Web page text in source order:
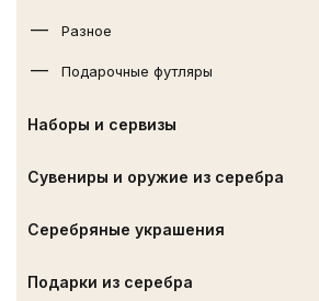
Разное
Подарочные футляры
Наборы и сервизы
Сувениры и оружие из серебра
Серебряные украшения
Подарки из серебра